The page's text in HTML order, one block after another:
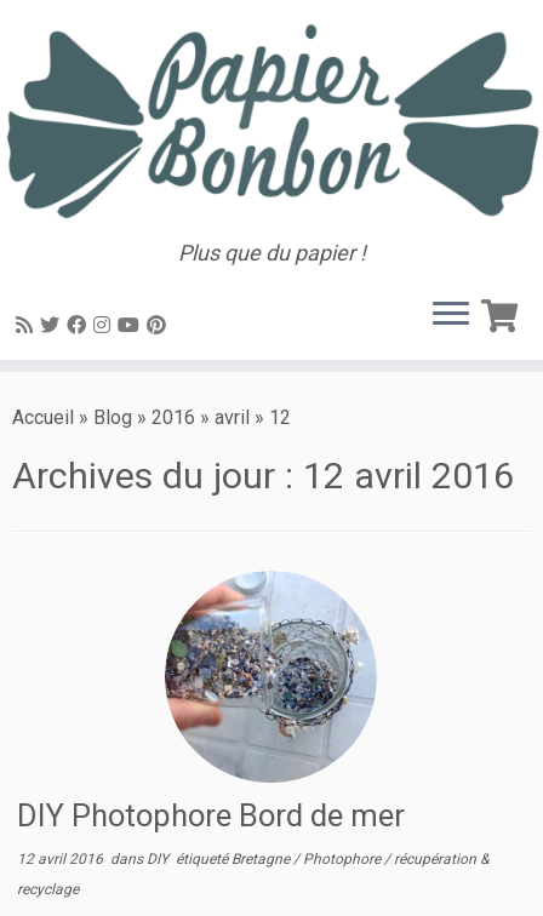
Plus que du papier !
Accueil » Blog » 2016 » avril » 12
Archives du jour : 12 avril 2016
DIY Photophore Bord de mer
12 avril 2016 dans DIY étiqueté Bretagne /Photophore /récupération &
recyclage